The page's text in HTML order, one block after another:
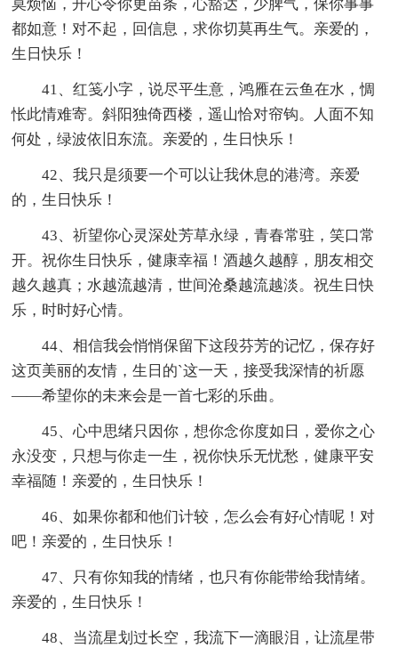
莫烦恼，开心令你更苗条，心豁达，少脾气，保你事事
都如意！对不起，回信息，求你切莫再生气。亲爱的，
生日快乐！
41、红笺小字，说尽平生意，鸿雁在云鱼在水，惆
怅此情难寄。斜阳独倚西楼，遥山恰对帘钩。人面不知
何处，绿波依旧东流。亲爱的，生日快乐！
42、我只是须要一个可以让我休息的港湾。亲爱
的，生日快乐！
43、祈望你心灵深处芳草永绿，青春常驻，笑口常
开。祝你生日快乐，健康幸福！酒越久越醇，朋友相交
越久越真；水越流越清，世间沧桑越流越淡。祝生日快
乐，时时好心情。
44、相信我会悄悄保留下这段芬芳的记忆，保存好
这页美丽的友情，生日的`这一天，接受我深情的祈愿
——希望你的未来会是一首七彩的乐曲。
45、心中思绪只因你，想你念你度如日，爱你之心
永没变，只想与你走一生，祝你快乐无忧愁，健康平安
幸福随！亲爱的，生日快乐！
46、如果你都和他们计较，怎么会有好心情呢！对
吧！亲爱的，生日快乐！
47、只有你知我的情绪，也只有你能带给我情绪。
亲爱的，生日快乐！
48、当流星划过长空，我流下一滴眼泪，让流星带